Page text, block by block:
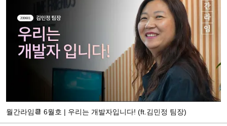
월간라임📆 6월호 | 우리는 개발자입니다! (ft.김민정 팀장)